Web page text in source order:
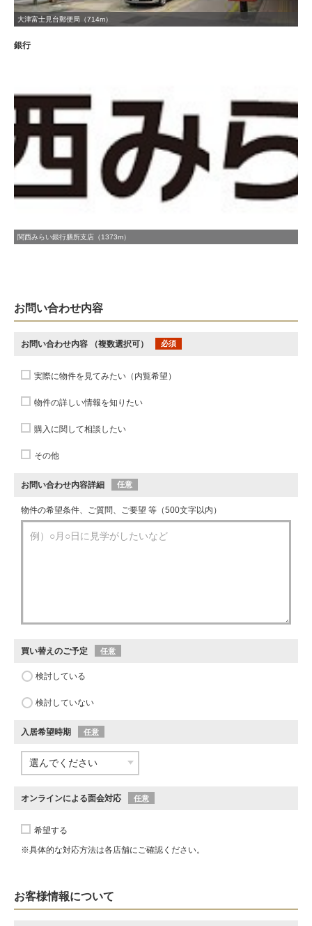
大津富士見台郵便局（714m）
銀行
関西みらい銀行膳所支店（1373m）
お問い合わせ内容
お問い合わせ内容 （複数選択可） 必須
実際に物件を見てみたい（内覧希望）
物件の詳しい情報を知りたい
購入に関して相談したい
その他
お問い合わせ内容詳細 任意
物件の希望条件、ご質問、ご要望 等（500文字以内）
買い替えのご予定 任意
検討している
検討していない
入居希望時期 任意
オンラインによる面会対応 任意
希望する
※具体的な対応方法は各店舗にご確認ください。
お客様情報について